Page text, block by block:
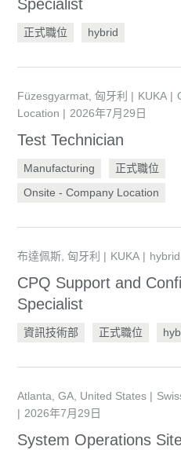
Specialist
正式職位 hybrid
Füzesgyarmat, 匈牙利 KUKA
Location
2026年7月29日
Test Technician
Manufacturing
正式職位
Onsite - Company Location
布達佩斯, 匈牙利 KUKA hybrid
CPQ Support and
Specialist
資訊技術部 正式職位
Atlanta, GA, United States
2026年7月29日
System Operations